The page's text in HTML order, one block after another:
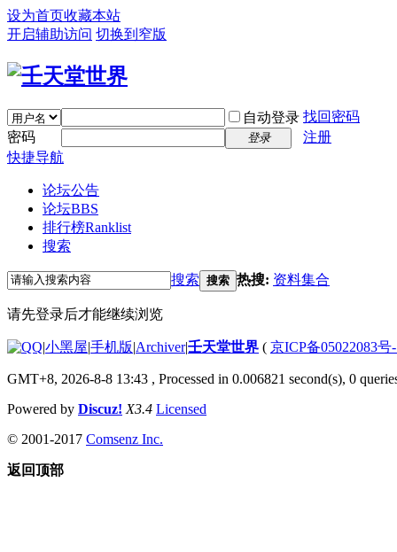
设为首页收藏本站
开启辅助访问 切换到窄版
自动登录 找回密码
密码
登录
注册
快捷导航
论坛公告
论坛BBS
排行榜Ranklist
搜索
搜索 搜索 热搜: 资料集合
请先登录后才能继续浏览
|小黑屋|手机版|Archiver|壬天堂世界 ( 京ICP备05022083号
GMT+8, 2026-8-8 13:43 , Processed in 0.006821 second(s), 0
Powered by Discuz! X3.4 Licensed
© 2001-2017 Comsenz Inc.
返回顶部